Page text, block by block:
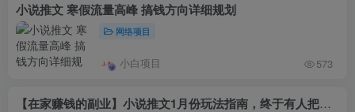
小说推文 寒假流量高峰 搞钱方向详细规划
网络项目
小白项目 573
【在家赚钱的副业】小说推文1月份玩法指南，终于有人把小说推文的玩法讲清楚了!